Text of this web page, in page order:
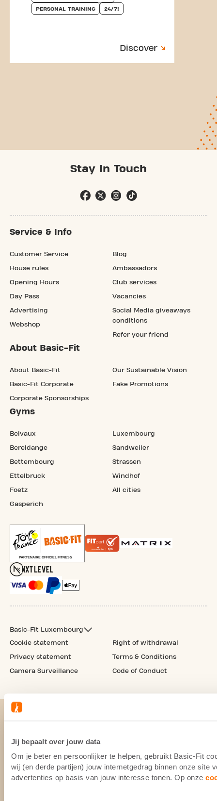
Jij bepaalt over jouw data
Om je beter en persoonlijker te helpen, gebruikt Basic-Fit
wij (en derde partijen) jouw internetgedrag binnen onze site
advertenties op basis van jouw interesse tonen. Op onze
PERSONAL TRAINING 24/7!
Discover
Stay In Touch
Service & Info
Customer Service
House rules
Opening Hours
Day Pass
Advertising
Webshop
Blog
Ambassadors
Club services
Vacancies
Social Media giveaways
conditions
Refer your friend
About Basic-Fit
About Basic-Fit
Basic-Fit Corporate
Corporate Sponsorships
Our Sustainable Vision
Fake Promotions
Gyms
Belvaux
Bereldange
Bettembourg
Ettelbruck
Foetz
Gasperich
Luxembourg
Sandweiler
Strassen
Windhof
All cities
Basic-Fit Luxembourg
Cookie statement
Privacy statement
Camera Surveillance
Right of withdrawal
Terms & Conditions
Code of Conduct